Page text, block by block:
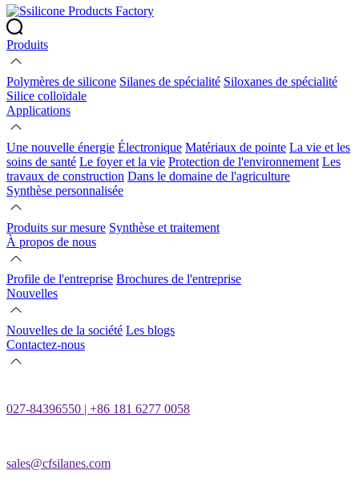
Produits
Polymères de silicone Silanes de spécialité Siloxanes de spécialité
Silice colloïdale
Applications
Une nouvelle énergie Électronique Matériaux de pointe La vie et les
soins de santé Le foyer et la vie Protection de l'environnement Les
travaux de construction Dans le domaine de l'agriculture
Synthèse personnalisée
Produits sur mesure Synthèse et traitement
À propos de nous
Profile de l'entreprise Brochures de l'entreprise
Nouvelles
Nouvelles de la société Les blogs
Contactez-nous
027-84396550 | +86 181 6277 0058
sales@cfsilanes.com